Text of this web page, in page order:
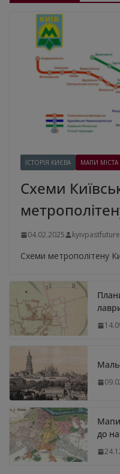
ІСТОРІЯ КИЄВА МАПИ МІСТА
Схеми
04.02.2025 kyivpastfuture
Схеми метрополітену
Мапи
до